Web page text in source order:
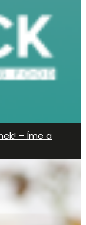
– Íme a